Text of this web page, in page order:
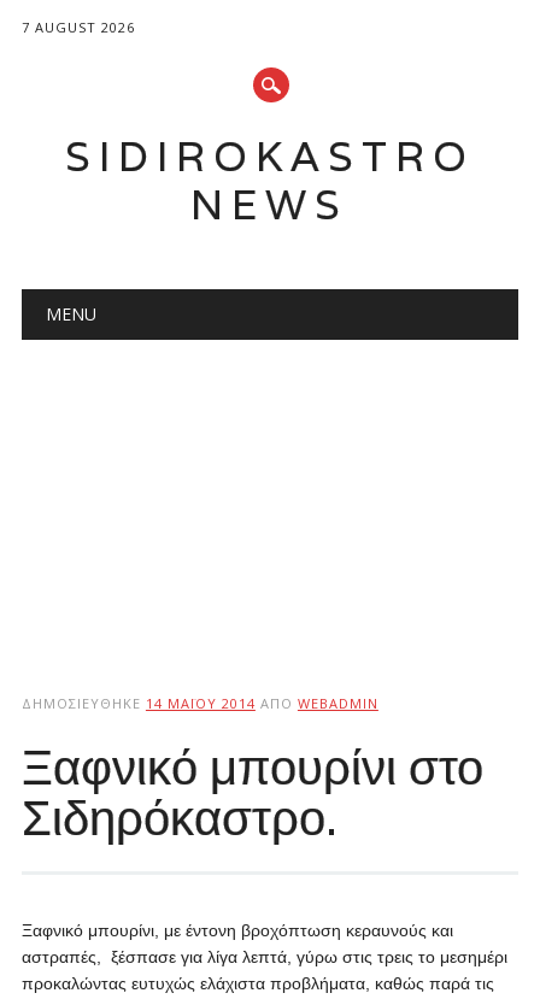
7 AUGUST 2026
SIDIROKASTRO
NEWS
Main menu
MENU
ΔΗΜΟΣΙΕΎΘΗΚΕ 14 ΜΑΪ́ΟΥ 2014 ΑΠΌ WEBADMIN
Ξαφνικό μπουρίνι στο
Σιδηρόκαστρο.
Ξαφνικό μπουρίνι, με έντονη βροχόπτωση κεραυνούς και
αστραπές, ξέσπασε για λίγα λεπτά, γύρω στις τρεις το μεσημέρι
προκαλώντας ευτυχώς ελάχιστα προβλήματα, καθώς παρά τις